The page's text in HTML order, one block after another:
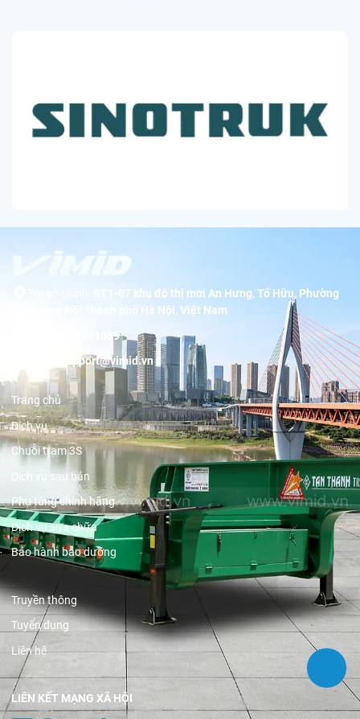
BT1-07 khu đô thị mới An Hưng, Tố Hữu, Phường
Dương Nội, thành phố Hà Nội, Việt Nam
19001089
support@vimid.vn
Trang chủ
Dịch vụ
Chuỗi trạm 3S
Dịch vụ sau bán
Phụ tùng chính hãng
Dịch vụ sửa chữa
Bảo hành bảo dưỡng
Truyền thông
Tuyển dụng
Liên hệ
LIÊN KẾT MẠNG XÃ HỘI